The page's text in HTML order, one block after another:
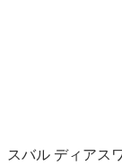
スバル ディアス